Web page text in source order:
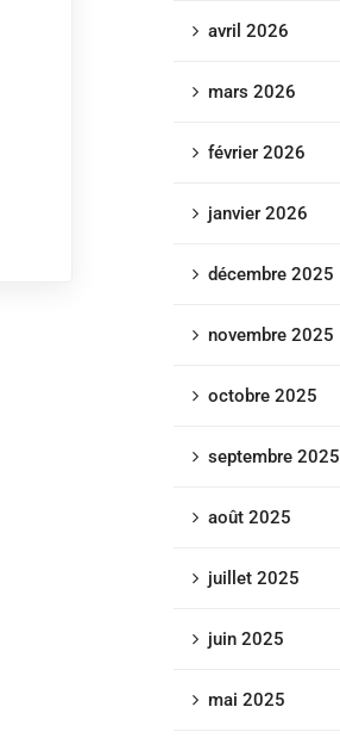
avril 2026
mars 2026
février 2026
janvier 2026
décembre 2025
novembre 2025
octobre 2025
septembre 2025
août 2025
juillet 2025
juin 2025
mai 2025